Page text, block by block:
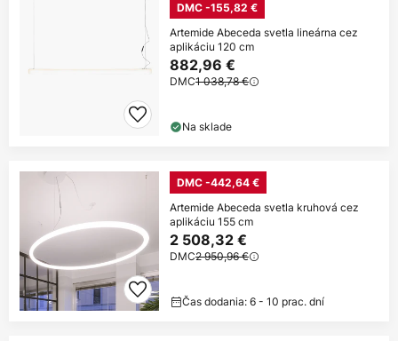
DMC -155,82 €
Artemide Abeceda svetla lineárna cez
aplikáciu 120 cm
882,96 €
DMC1 038,78 €
Na sklade
DMC -442,64 €
Artemide Abeceda svetla kruhová cez
aplikáciu 155 cm
2 508,32 €
DMC2 950,96 €
Čas dodania: 6 - 10 prac. dní